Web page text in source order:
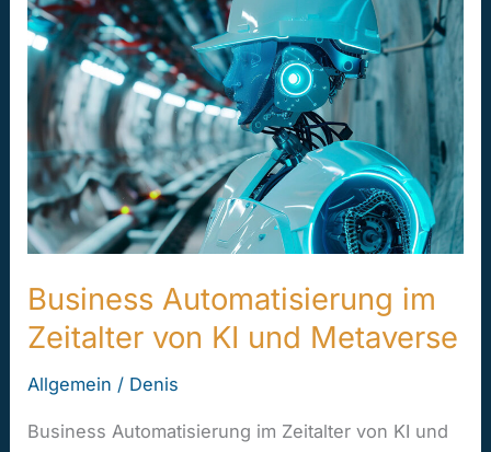
Business Automatisierung im
Zeitalter von KI und Metaverse
Allgemein / Denis
Business Automatisierung im Zeitalter von KI und
im
Zeitalter
von
KI
und
Metaverse